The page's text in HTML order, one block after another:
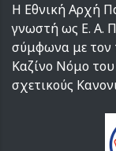
Η Εθνική Αρχή
γνωστή ως Ε. Α.
σύμφωνα με τον
Καζίνο Νόμο
σχετικούς